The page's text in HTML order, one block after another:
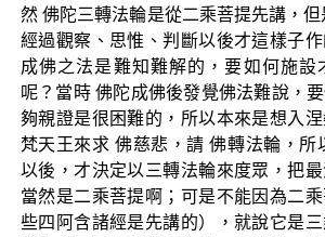
然 佛陀三轉法輪是從二乘菩提先講，
經過觀察、思惟、判斷以後才這樣子
成佛之法是難知難解的，要如何施設
呢？當時 佛陀成佛後發覺佛法難說，
夠親證是很困難的，所以本來是想入
梵天王來求 佛慈悲，請 佛轉法輪，所
以後，才決定以三轉法輪來度眾，把
當然是二乘菩提啊；可是不能因為二
些四阿含諸經是先講的），就說它是